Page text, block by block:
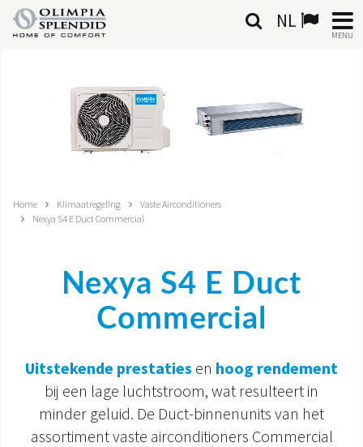
NL
MENU
KLIMAATREGELING
LUCHTBEHANDELING
GEÏNTEGREERDE SYSTEMEN
DOCUMENTATIE PRODUCTEN
Home Klimaatregeling
Vaste Airconditioners
Nexya S4 E Duct Commercial
Nexya S4 E Duct
Commercial
Uitstekende prestaties en hoog rendement
bij een lage luchtstroom, wat resulteert in
minder geluid. De Duct-binnenunits van het
assortiment vaste airconditioners Commercial